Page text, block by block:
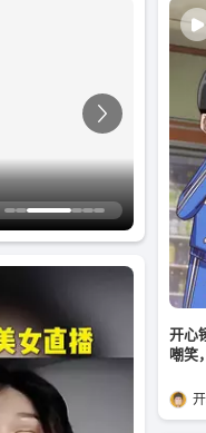
开心
嘲笑